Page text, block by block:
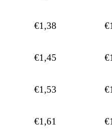
€1,38
€1,45
€1,53
€1,61